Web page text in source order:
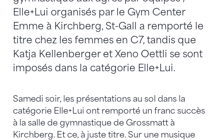
Elle+Lui organisés par le Gym Center
Emme à Kirchberg, St-Gall a remporté le
titre chez les femmes en C7, tandis que
Katja Kellenberger et Xeno Oettli se sont
imposés dans la catégorie Elle+Lui.
Samedi soir, les présentations au sol dans la
catégorie Elle+Lui ont remporté un franc succès
à la salle de gymnastique de Grossmatt à
Kirchberg. Et ce, à juste titre. Sur une musique